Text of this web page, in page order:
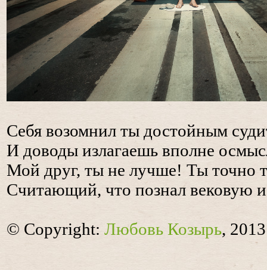
Себя возомнил ты достойным
И доводы излагаешь вполне
Мой друг, ты не лучше! Ты точно
Считающий, что познал вековую
© Copyright: Любовь Козырь, 2013